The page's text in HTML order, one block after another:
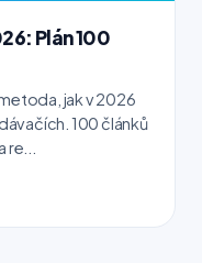
Plán 100
jak v 2026
100 článků